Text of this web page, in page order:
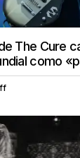
The Cure
como